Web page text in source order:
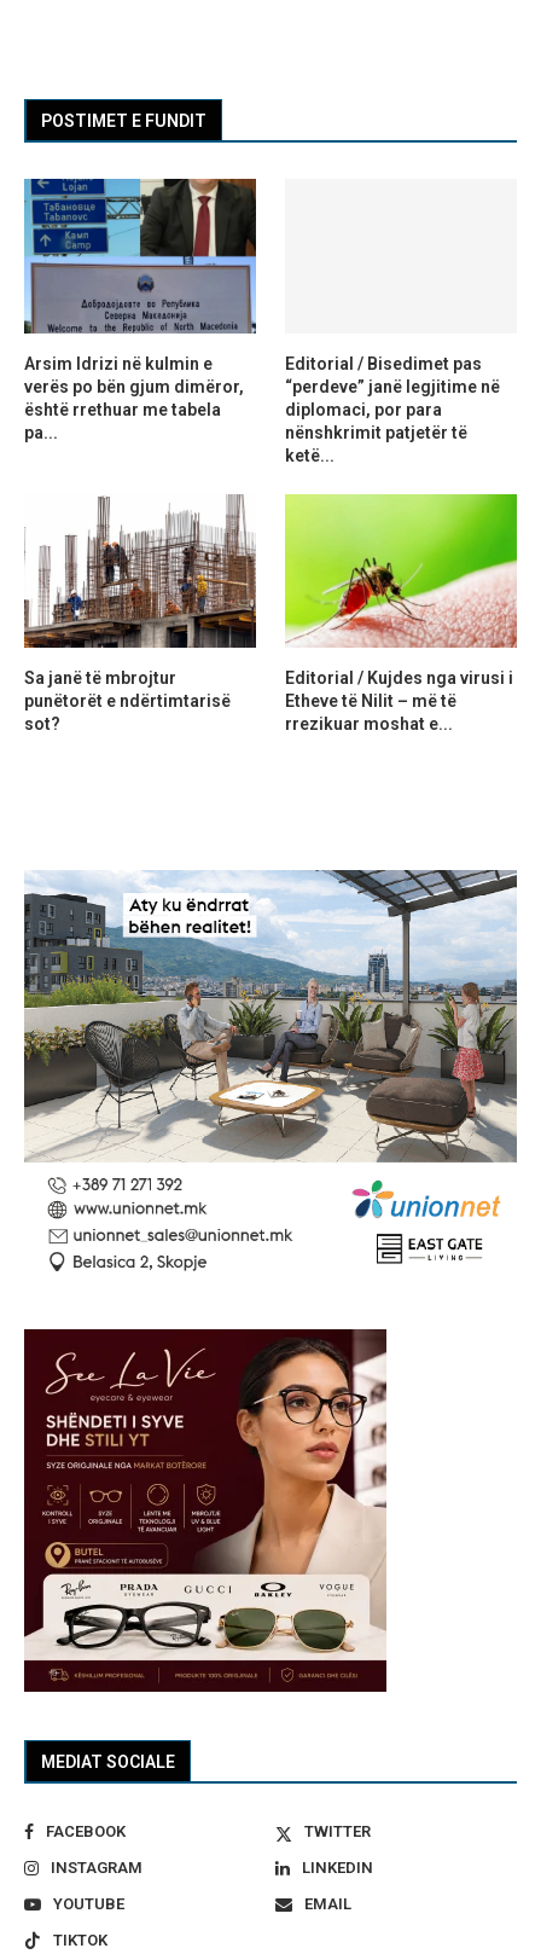
MEDIAT SOCIALE
FACEBOOK
TWITTER
INSTAGRAM
LINKEDIN
YOUTUBE
EMAIL
TIKTOK
POSTIMET E FUNDIT
Arsim Idrizi në kulmin e
verës po bën gjum dimëror,
është rrethuar me tabela
pa...
Editorial / Bisedimet pas
“perdeve” janë legjitime në
diplomaci, por para
nënshkrimit patjetër të
ketë...
Sa janë të mbrojtur
punëtorët e ndërtimtarisë
sot?
Editorial / Kujdes nga virusi i
Etheve të Nilit – më të
rrezikuar moshat e...